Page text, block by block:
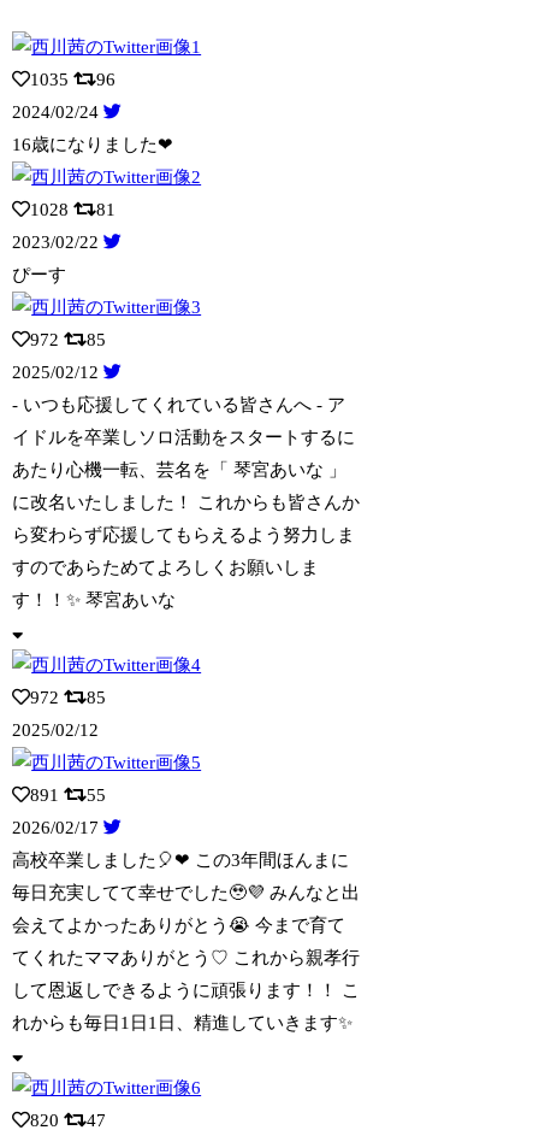
1035
96
2024/02/24
16歳になりました❤︎
1028
81
2023/02/22
ぴーす
972
85
2025/02/12
- いつも応援してくれている皆さんへ - ア
イドルを卒業しソロ活動をスタートするに
あたり心機一転、芸名を「 琴宮あいな 」
に改名いたしました！ これからも皆さんか
ら変わらず応援してもらえるよう努力しま
すのであらためてよろしくお願いしま
す！！✨️ 琴宮あいな
972
85
2025/02/12
891
55
2026/02/17
高校卒業しました🎈❤︎ この3年間ほんまに
毎日充実してて幸せでした🥹💜 みんなと出
会えてよかったありがとう😭 今まで育て
てくれたママありがとう♡ これから親孝行
して恩返しできるように頑張ります！！ こ
れからも毎日1日1日、精進していきます✨️
820 47